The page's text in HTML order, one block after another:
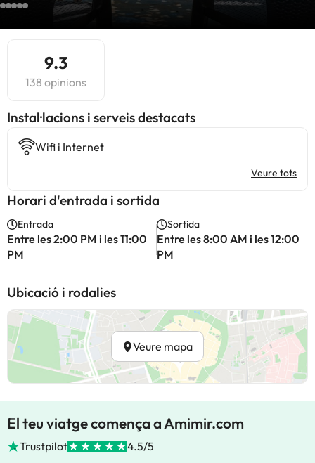
9.3
138 opinions
Instal·lacions i serveis destacats
Wifi i Internet
Veure tots
Horari d'entrada i sortida
Entrada
Entre les 2:00 PM i les 11:00
PM
Sortida
Entre les 8:00 AM i les 12:00
PM
Ubicació i rodalies
Veure mapa
El teu viatge comença a Amimir.com
Trustpilot 4.5/5